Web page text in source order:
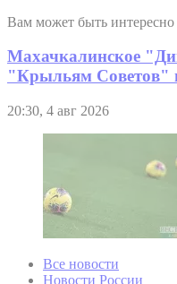
Вам может быть интересно
Махачкалинское
"Крыльям Советов"
20:30, 4 авг 2026
Все новости
Новости России